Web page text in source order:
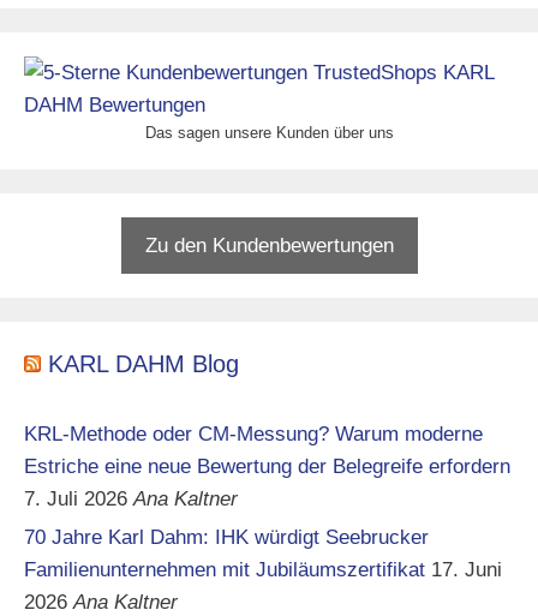
Das sagen unsere Kunden über uns
Zu den Kundenbewertungen
KARL DAHM Blog
KRL-Methode oder CM-Messung? Warum moderne
Estriche eine neue Bewertung der Belegreife erfordern
7. Juli 2026 Ana Kaltner
70 Jahre Karl Dahm: IHK würdigt Seebrucker
Familienunternehmen mit Jubiläumszertifikat 17. Juni
2026 Ana Kaltner